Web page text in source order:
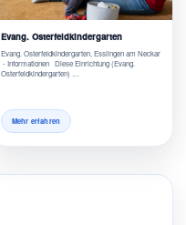
Evang. Osterfeldkindergarten
Evang. Osterfeldkindergarten, Esslingen am Neckar
- Informationen Diese Einrichtung (Evang.
Osterfeldkindergarten) …
Mehr erfahren